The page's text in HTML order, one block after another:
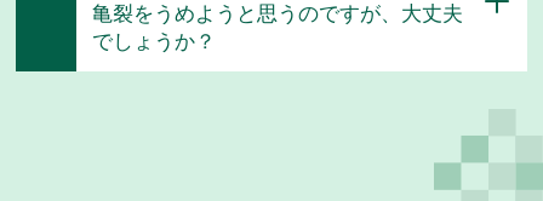
亀裂をうめようと思うのですが、大丈夫
でしょうか？